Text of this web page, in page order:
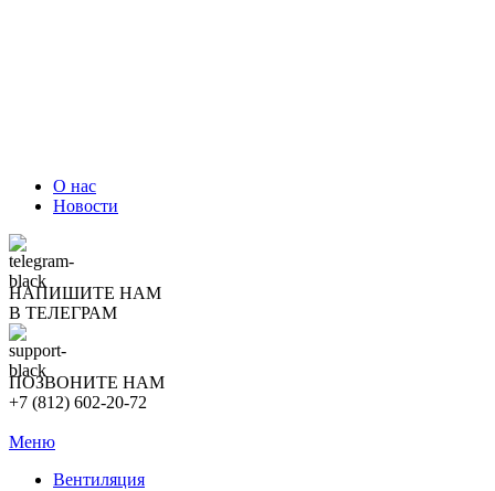
О нас
Новости
НАПИШИТЕ НАМ
В ТЕЛЕГРАМ
ПОЗВОНИТЕ НАМ
+7 (812) 602-20-72
Меню
Вентиляция